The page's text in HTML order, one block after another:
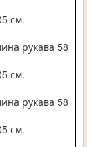
см.
рукава 58
см.
рукава 58
см.